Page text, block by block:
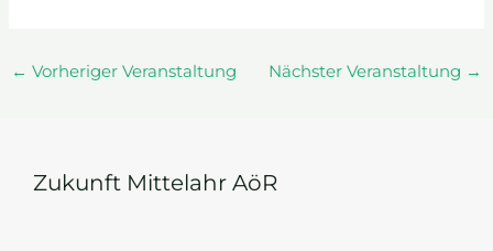
← Vorheriger Veranstaltung Nächster Veranstaltung →
Zukunft Mittelahr AöR